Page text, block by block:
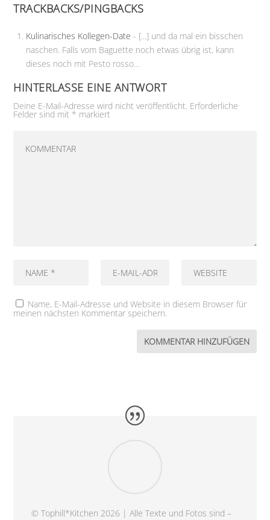
TRACKBACKS/PINGBACKS
Kulinarisches Kollegen-Date - [...] und da mal ein bisschen
naschen. Falls vom Baguette noch etwas übrig ist, kann
dieses noch mit Pesto rosso…
HINTERLASSE EINE ANTWORT
Deine E-Mail-Adresse wird nicht veröffentlicht. Erforderliche
Felder sind mit * markiert
Name, E-Mail-Adresse und Website in diesem Browser für
meinen nächsten Kommentar speichern.
© Tophill*Kitchen 2026 | Alle Texte und Fotos sind –